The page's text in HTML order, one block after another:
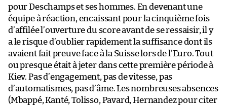
pour Deschamps et ses hommes. En devenant une
équipe à réaction, encaissant pour la cinquième fois
d’affilée l’ouverture du score avant de se ressaisir, il y
a le risque d’oublier rapidement la suffisance dont ils
avaient fait preuve face à la Suisse lors de l’Euro. Tout
ou presque était à jeter dans cette première période à
Kiev. Pas d’engagement, pas de vitesse, pas
d’automatismes, pas d’âme. Les nombreuses absences
(Mbappé, Kanté, Tolisso, Pavard, Hernandez pour citer